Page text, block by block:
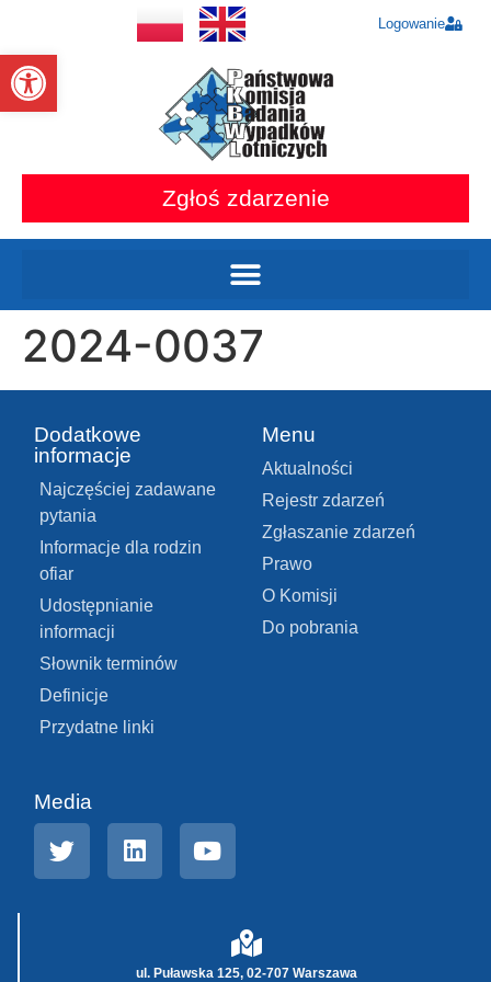
Otwórz pasek narzędzi
Logowanie
Zgłoś zdarzenie
2024-0037
Dodatkowe
informacje
Najczęściej zadawane
pytania
Informacje dla rodzin
ofiar
Udostępnianie
informacji
Słownik terminów
Definicje
Przydatne linki
Menu
Aktualności
Rejestr zdarzeń
Zgłaszanie zdarzeń
Prawo
O Komisji
Do pobrania
Media
ul. Puławska 125, 02-707 Warszawa